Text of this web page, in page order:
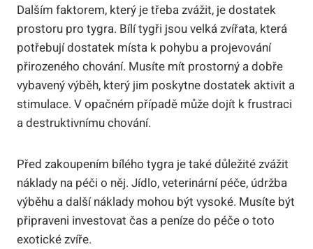
Dalším faktorem, který je třeba zvážit, je dostatek
prostoru pro tygra. Bílí tygři‌ jsou velká ​zvířata, která
potřebují dostatek místa k pohybu a projevování
přirozeného chování. Musíte mít prostorný a dobře
vybavený výběh, který jim poskytne dostatek aktivit ⁤a⁣
stimulace. ⁤V opačném případě může dojít ⁤k⁢ frustraci
a destruktivnímu chování.
Před zakoupením bílého tygra je​ také důležité⁣ zvážit
náklady na péči o něj. ⁤Jídlo, veterinární péče, údržba
výběhu a⁤ další náklady mohou být vysoké. Musíte být
připraveni investovat čas a peníze do péče ⁤o toto
exotické zvíře.